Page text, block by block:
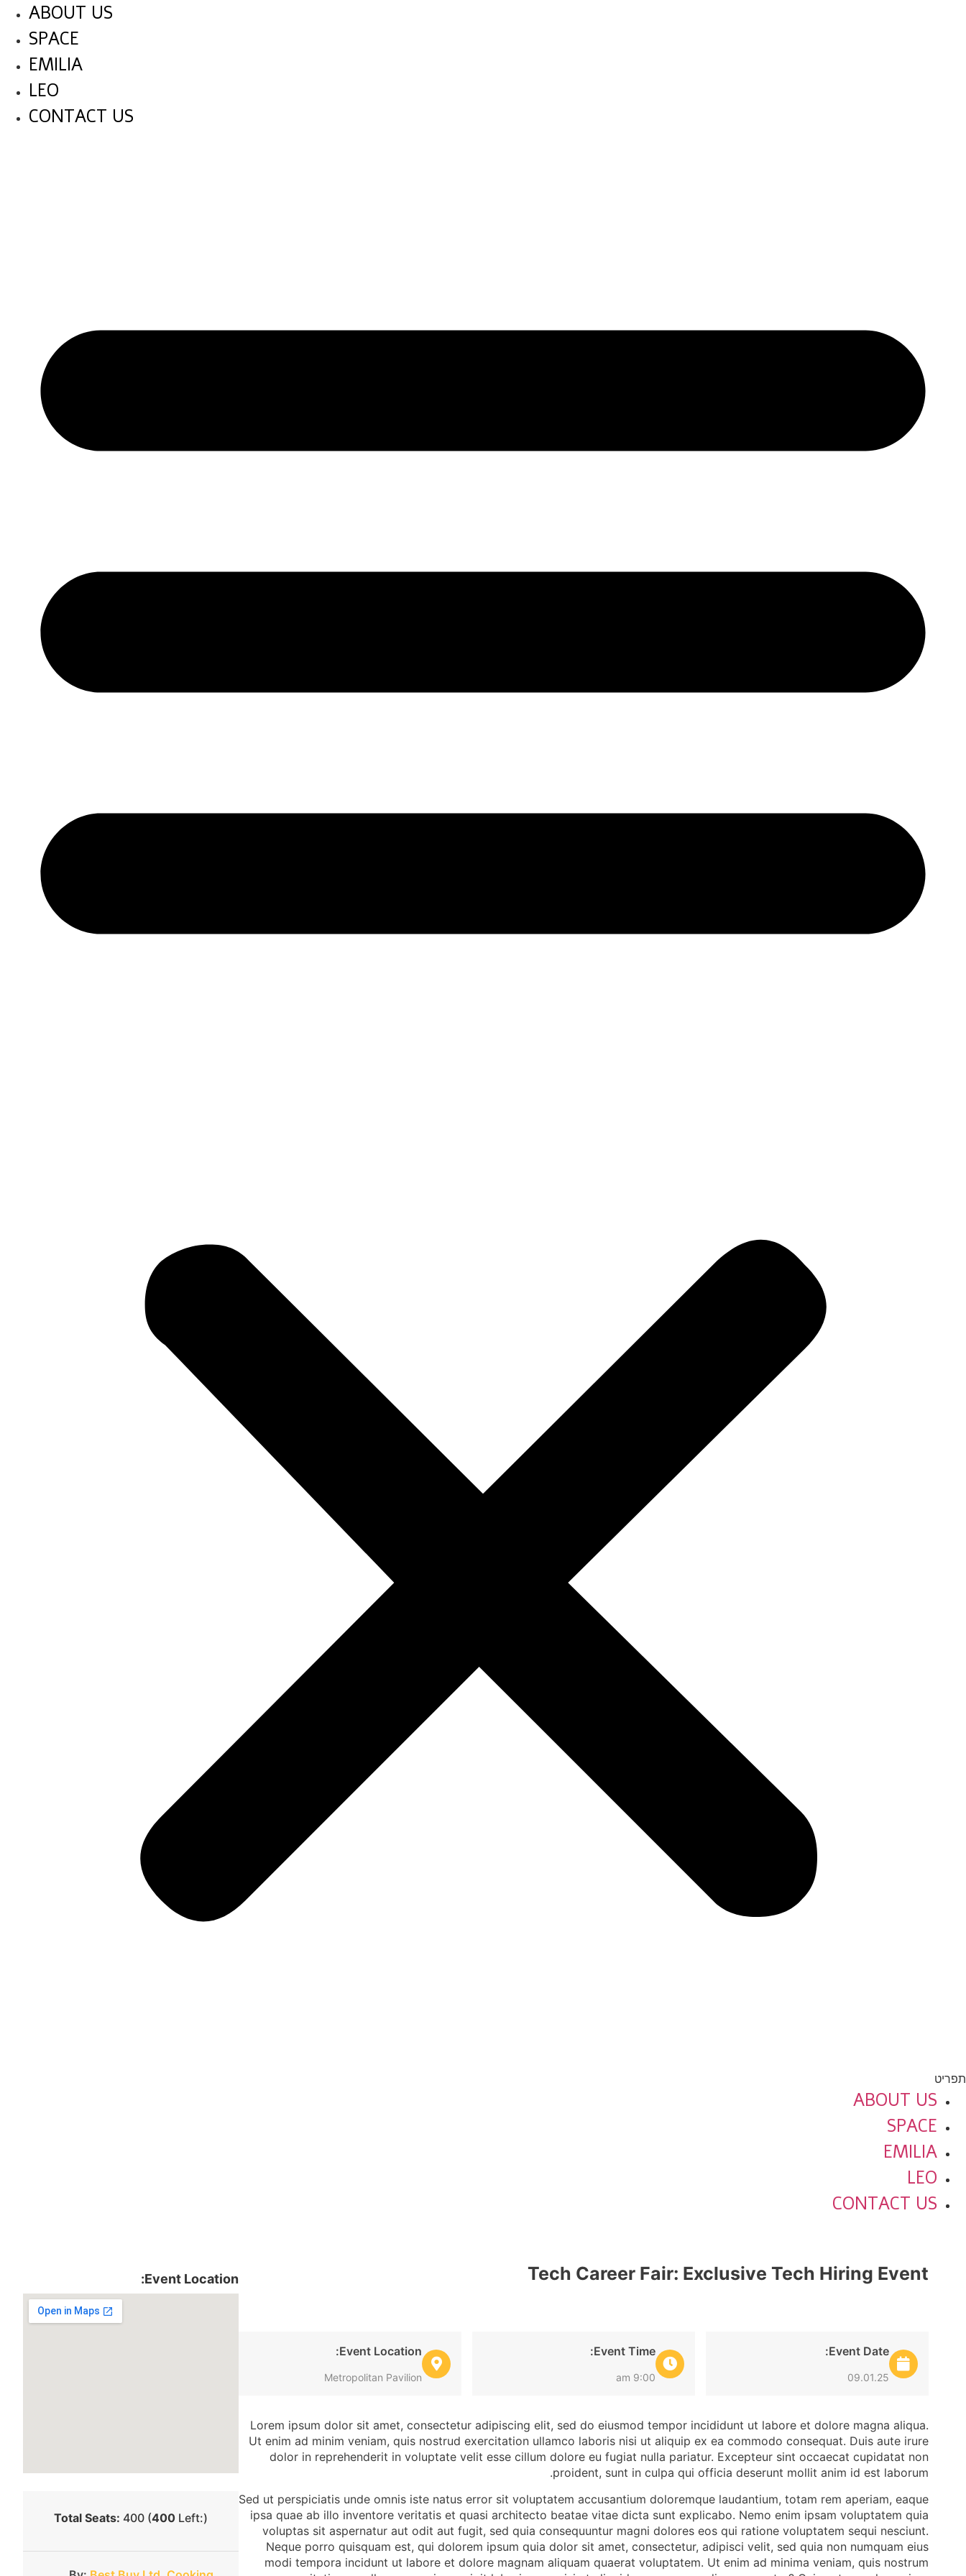
ABOUT US
SPACE
EMILIA
LEO
CONTACT US
תפריט
ABOUT US
SPACE
EMILIA
LEO
CONTACT US
Tech Career Fair: Exclusive Tech Hiring Event
Event Date:
09.01.25
Event Time:
9:00 am
Event Location:
Metropolitan Pavilion
Lorem ipsum dolor sit amet, consectetur adipiscing elit, sed do eiusmod tempor incididunt ut labore et dolore magna aliqua.
Ut enim ad minim veniam, quis nostrud exercitation ullamco laboris nisi ut aliquip ex ea commodo consequat. Duis aute irure
dolor in reprehenderit in voluptate velit esse cillum dolore eu fugiat nulla pariatur. Excepteur sint occaecat cupidatat non
proident, sunt in culpa qui officia deserunt mollit anim id est laborum.
Sed ut perspiciatis unde omnis iste natus error sit voluptatem accusantium doloremque laudantium, totam rem aperiam, eaque
ipsa quae ab illo inventore veritatis et quasi architecto beatae vitae dicta sunt explicabo. Nemo enim ipsam voluptatem quia
voluptas sit aspernatur aut odit aut fugit, sed quia consequuntur magni dolores eos qui ratione voluptatem sequi nesciunt.
Neque porro quisquam est, qui dolorem ipsum quia dolor sit amet, consectetur, adipisci velit, sed quia non numquam eius
modi tempora incidunt ut labore et dolore magnam aliquam quaerat voluptatem. Ut enim ad minima veniam, quis nostrum
Event Location:
Total Seats: 400 (400 Left:)